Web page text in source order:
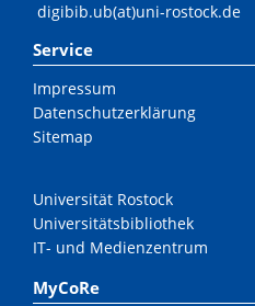
digibib.ub(at)uni-rostock.de
Service
Impressum
Datenschutzerklärung
Sitemap
Universität Rostock
Universitätsbibliothek
IT- und Medienzentrum
MyCoRe